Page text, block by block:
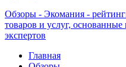
Обзоры - Экомания -
товаров и услуг,
экспертов
Главная